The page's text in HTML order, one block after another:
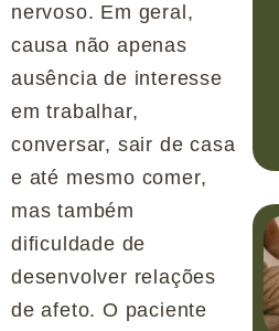
nervoso. Em geral,
causa não apenas
ausência de interesse
em trabalhar,
conversar, sair de casa
e até mesmo comer,
mas também
dificuldade de
desenvolver relações
de afeto. O paciente